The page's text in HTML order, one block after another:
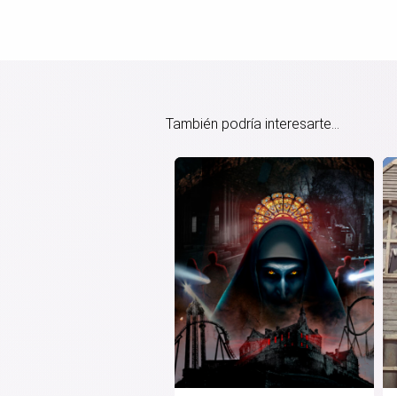
También podría interesarte...